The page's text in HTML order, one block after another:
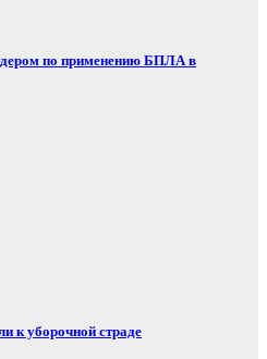
по применению БПЛА в
к уборочной страде